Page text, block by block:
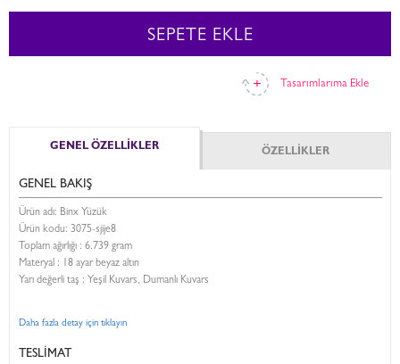
Tasarımlarıma Ekle
SEPETE EKLE
GENEL ÖZELLİKLER ÖZELLİKLER
GENEL BAKIŞ
Ürün adı: Binx Yüzük
Ürün kodu: 3075-sjije8
Toplam ağırlığı : 6.739 gram
Materyal : 18 ayar beyaz altın
Yarı değerli taş : Yeşil Kuvars, Dumanlı Kuvars
Daha fazla detay için tıklayın
TESLİMAT